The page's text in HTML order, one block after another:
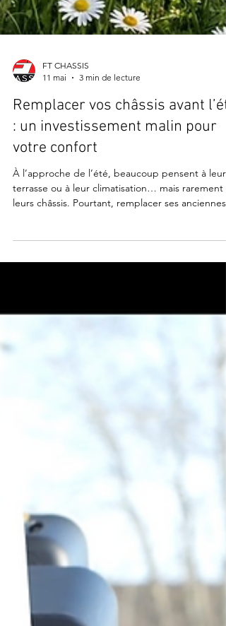
11 mai
3 min de lecture
Remplacer vos châssis avant
: un investissement malin pour
votre confort
À l’approche de l’été, beaucoup pensent à leur
fenêtres avant la saison estivale est une décision
Lorsqu’ils sont vétustes, ils laissent passer la